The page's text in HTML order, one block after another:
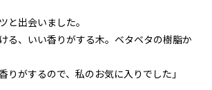
と出会いました。
る、いい香りがする木。ベタベタの樹脂か
りがするので、私のお気に入りでした」